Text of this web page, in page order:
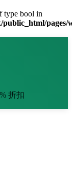
type bool in
public_html/pages/
折扣